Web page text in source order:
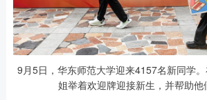
9月5日，华东师范大学迎来4157名新同学
姐举着欢迎牌迎接新生，并帮助他